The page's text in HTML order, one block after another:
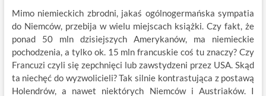
Mimo niemieckich zbrodni, jakaś ogólnogermańska sympatia
do Niemców, przebija w wielu miejscach książki. Czy fakt, że
ponad 50 mln dzisiejszych Amerykanów, ma niemieckie
pochodzenia, a tylko ok. 15 mln francuskie coś tu znaczy? Czy
Francuzi czyli się zepchnięci lub zawstydzeni przez USA. Skąd
ta niechęć do wyzwolicieli? Tak silnie kontrastująca z postawą
Holendrów, a nawet niektórych Niemców i Austriaków. I